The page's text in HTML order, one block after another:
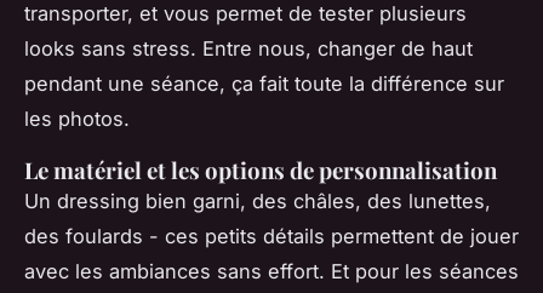
transporter, et vous permet de tester plusieurs
looks sans stress. Entre nous, changer de haut
pendant une séance, ça fait toute la différence sur
les photos.
Le matériel et les options de personnalisation
Un dressing bien garni, des châles, des lunettes,
des foulards - ces petits détails permettent de jouer
avec les ambiances sans effort. Et pour les séances